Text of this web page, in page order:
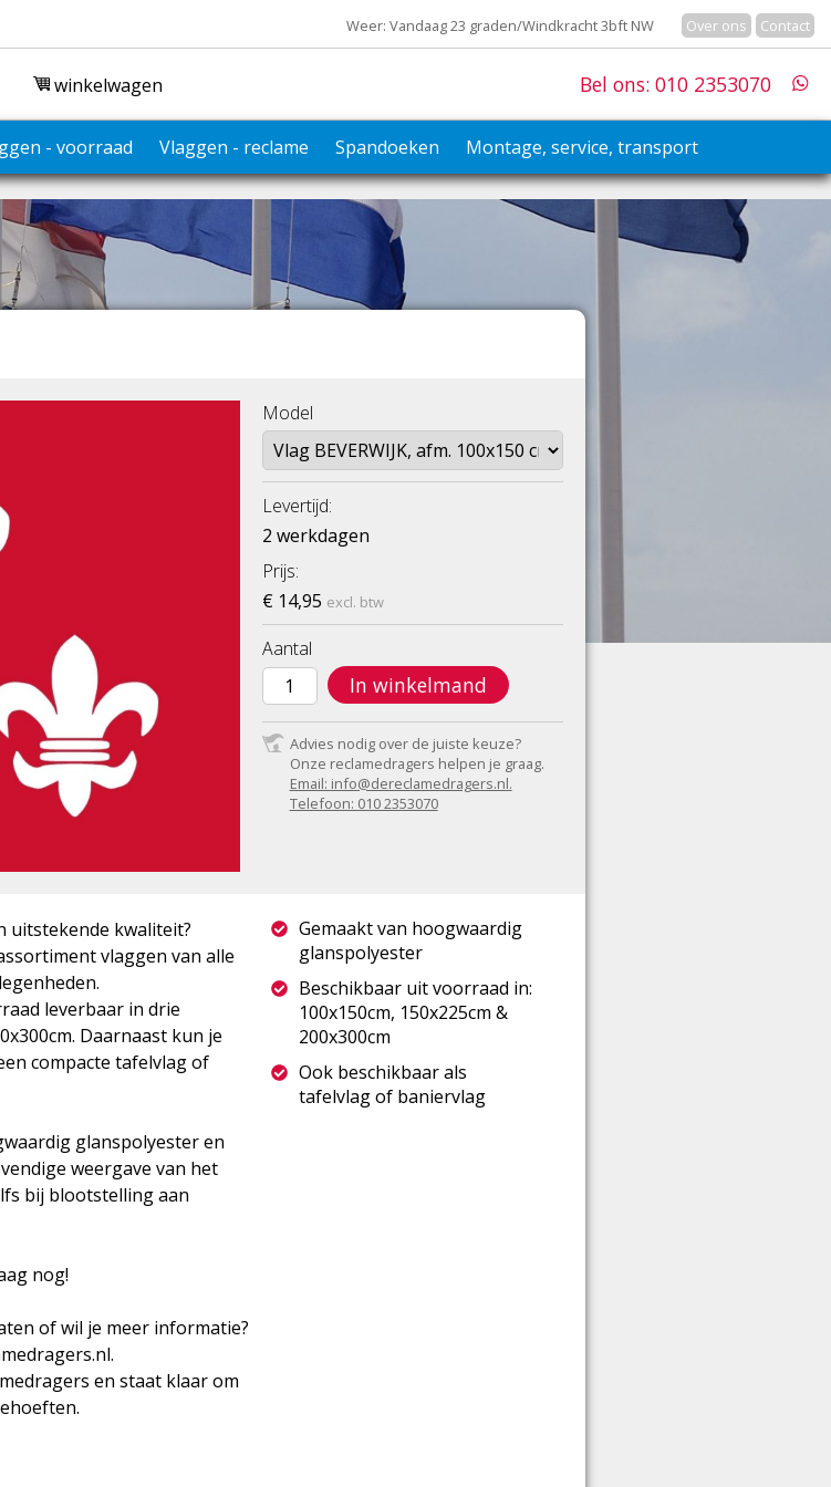
Weer: Vandaag 23 graden/Windkracht 3bft NW Over ons Contact
winkelwagen Bel ons: 010 2353070
- voorraad Vlaggen - reclame Spandoeken Montage, service, transport
Model
Levertijd:
2 werkdagen
Prijs:
€ 14,95 excl. btw
Aantal
In winkelmand
Advies nodig over de juiste keuze?
Onze reclamedragers helpen je graag.
Email: info@dereclamedragers.nl.
Telefoon: 010 2353070
uitstekende kwaliteit?
vlaggen van alle
leverbaar in drie
Daarnaast kun je
compacte tafelvlag of
glanspolyester en
weergave van het
bij blootstelling aan
nog!
of wil je meer informatie?
en staat klaar om
Gemaakt van hoogwaardig
glanspolyester
Beschikbaar uit voorraad in:
100x150cm, 150x225cm &
200x300cm
Ook beschikbaar als
tafelvlag of baniervlag